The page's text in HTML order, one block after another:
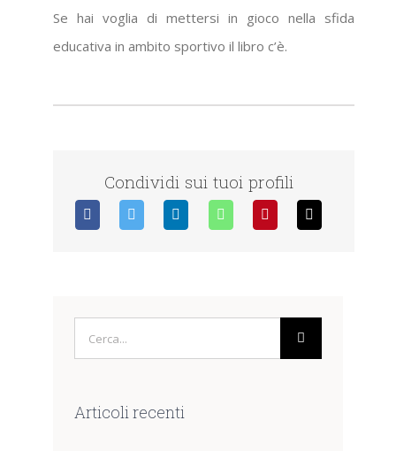
Se hai voglia di mettersi in gioco nella sfida
educativa in ambito sportivo il libro c’è.
Condividi sui tuoi profili
Cerca
per:
Articoli recenti